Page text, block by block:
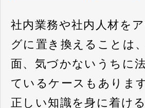
社内業務や社内人材を
グに置き換えることは
面、気づかないうちに
ているケースもあります
正しい知識を身に着け